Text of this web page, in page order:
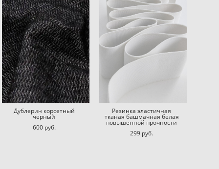
Дублерин корсетный
черный
600 pуб.
Резинка эластичная
тканая башмачная белая
повышенной прочности
299 pуб.